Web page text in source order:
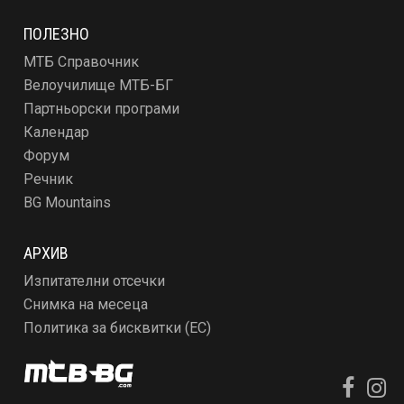
ПОЛЕЗНО
МТБ Справочник
Велоучилище МТБ-БГ
Партньорски програми
Календар
Форум
Речник
BG Mountains
АРХИВ
Изпитателни отсечки
Снимка на месеца
Политика за бисквитки (ЕС)